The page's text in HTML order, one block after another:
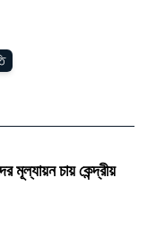
মূল্যায়ন চায় কেন্দ্রীয়